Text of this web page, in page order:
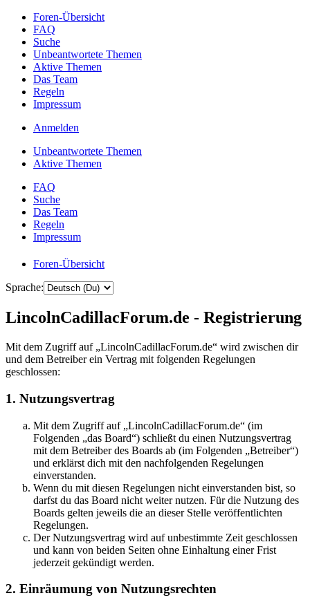
Foren-Übersicht
FAQ
Suche
Unbeantwortete Themen
Aktive Themen
Das Team
Regeln
Impressum
Anmelden
Unbeantwortete Themen
Aktive Themen
FAQ
Suche
Das Team
Regeln
Impressum
Foren-Übersicht
Sprache:
LincolnCadillacForum.de - Registrierung
Mit dem Zugriff auf „LincolnCadillacForum.de“ wird zwischen dir
und dem Betreiber ein Vertrag mit folgenden Regelungen
geschlossen:
1. Nutzungsvertrag
Mit dem Zugriff auf „LincolnCadillacForum.de“ (im
Folgenden „das Board“) schließt du einen Nutzungsvertrag
mit dem Betreiber des Boards ab (im Folgenden „Betreiber“)
und erklärst dich mit den nachfolgenden Regelungen
einverstanden.
Wenn du mit diesen Regelungen nicht einverstanden bist, so
darfst du das Board nicht weiter nutzen. Für die Nutzung des
Boards gelten jeweils die an dieser Stelle veröffentlichten
Regelungen.
Der Nutzungsvertrag wird auf unbestimmte Zeit geschlossen
und kann von beiden Seiten ohne Einhaltung einer Frist
jederzeit gekündigt werden.
2. Einräumung von Nutzungsrechten